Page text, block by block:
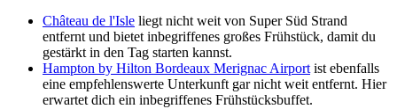
Château de l'Isle liegt nicht weit von Super Süd Strand
entfernt und bietet inbegriffenes großes Frühstück, damit du
gestärkt in den Tag starten kannst.
Hampton by Hilton Bordeaux Merignac Airport ist ebenfalls
eine empfehlenswerte Unterkunft gar nicht weit entfernt. Hier
erwartet dich ein inbegriffenes Frühstücksbuffet.